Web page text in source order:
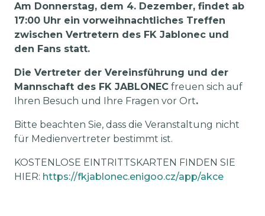
Am Donnerstag, dem 4. Dezember, findet ab
17:00 Uhr ein vorweihnachtliches Treffen
zwischen Vertretern des FK Jablonec und
den Fans statt.
Die Vertreter der Vereinsführung und der
Mannschaft des FK JABLONEC freuen sich auf
Ihren Besuch und Ihre Fragen vor Ort.
Bitte beachten Sie, dass die Veranstaltung nicht
für Medienvertreter bestimmt ist.
KOSTENLOSE EINTRITTSKARTEN FINDEN SIE
HIER: https://fkjablonec.enigoo.cz/app/akce